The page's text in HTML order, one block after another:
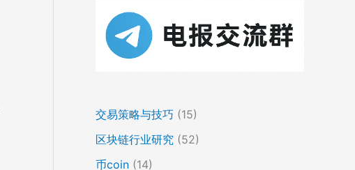
交易策略与技巧 (15)
区块链行业研究 (52)
币coin (14)